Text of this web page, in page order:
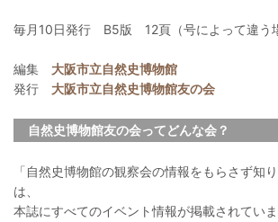
毎月10日発行 B5版 12頁（号によって違う
編集 大阪市立自然史博物館
発行 大阪市立自然史博物館友の会
自然史博物館友の会ってどんな会？
「自然史博物館の観察会の情報をもらさず知
は、
本誌にすべてのイベント情報が掲載されていま